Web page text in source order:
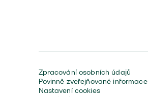
Zpracování osobních údajů
Povinně zveřejňované informace
Nastavení cookies